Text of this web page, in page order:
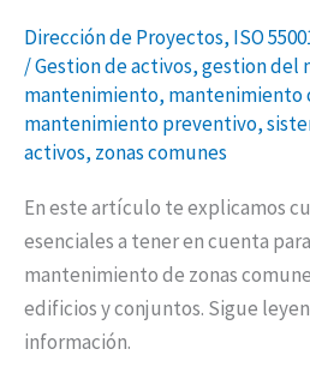
Dirección de Proyectos, ISO
/Gestion de activos,gestion del
mantenimiento, mantenimiento
mantenimiento preventivo,
activos, zonas comunes
En este artículo te explicamos
esenciales a tener en cuenta
mantenimiento de zonas
edificios y conjuntos. Sigue
información.